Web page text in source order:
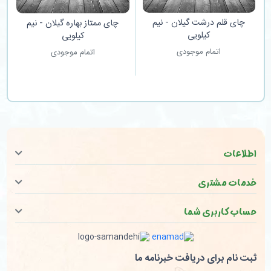
چای قلم درشت گیلان - نیم
کیلویی
اتمام موجودی
چای ممتاز بهاره گیلان - نیم
کیلویی
اتمام موجودی
اطلاعات
خدمات مشتری
حساب کاربری شما
ثبت نام برای دریافت خبرنامه ما